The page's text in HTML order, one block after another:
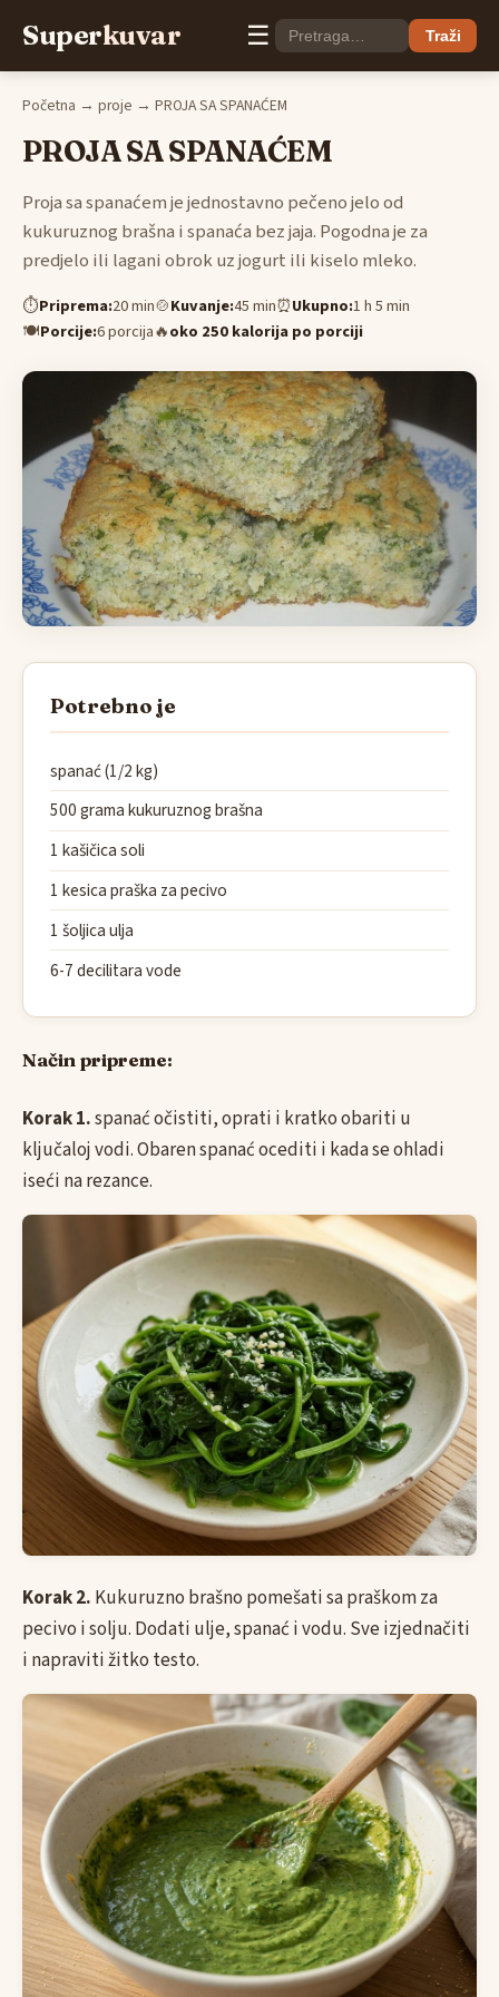
Superkuvar ☰ Traži
Početna → proje → PROJA SA SPANAĆEM
PROJA SA SPANAĆEM
Proja sa spanaćem je jednostavno pečeno jelo od
kukuruznog brašna i spanaća bez jaja. Pogodna je za
predjelo ili lagani obrok uz jogurt ili kiselo mleko.
⏱Priprema:20 min🍲Kuvanje:45 min⏰Ukupno:1 h 5 min
🍽Porcije:6 porcija🔥oko 250 kalorija po porciji
Potrebno je
spanać (1/2 kg)
500 grama kukuruznog brašna
1 kašičica soli
1 kesica praška za pecivo
1 šoljica ulja
6-7 decilitara vode
Način pripreme:
Korak 1.spanać očistiti, oprati i kratko obariti u
ključaloj vodi. Obaren spanać ocediti i kada se ohladi
iseći na rezance.
Korak 2. Kukuruzno brašno pomešati sa praškom za
pecivo i solju. Dodati ulje, spanać i vodu. Sve izjednačiti
i napraviti žitko testo.